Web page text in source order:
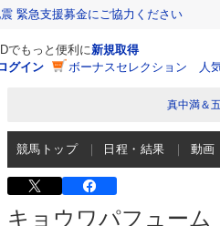
緊急支援募金にご協力ください
IDでもっと便利に新規取得
グイン
ボーナスセレクション 人
真中満＆
競馬トップ 日程・結果 動画
キョウワパフューム